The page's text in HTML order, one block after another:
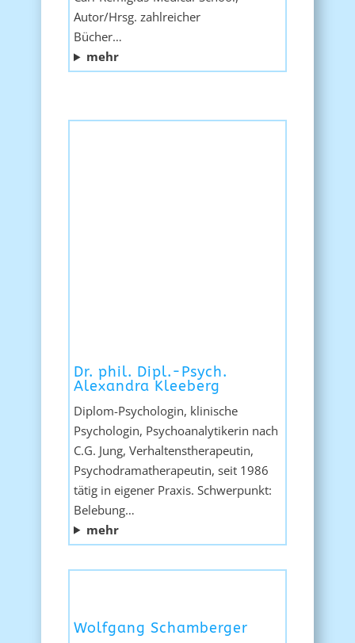
Autor/Hrsg. zahlreicher
Bücher…
mehr
Dr. phil. Dipl.-Psych.
Alexandra Kleeberg
Diplom-Psychologin, klinische
Psychologin, Psychoanalytikerin nach
C.G. Jung, Verhaltenstherapeutin,
Psychodramatherapeutin, seit 1986
tätig in eigener Praxis. Schwerpunkt:
Belebung…
mehr
Wolfgang Schamberger